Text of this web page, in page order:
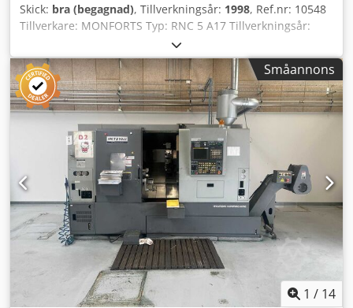
Skick: bra (begagnad), Tillverkningsår: 1998, Ref.nr: 10548
Tillverkare: MONFORTS Typ: RNC 5 A17 Tillverkningsår:
1998 Styrtyp: CNC-styrning Styrsystem: Monforts
Lagerplats: Halberstadt Ursprungsland: Tyskland
Maskinnr: 303XXXX Spännchucksdiameter: 250 mm
Avstånd mellan spetsar: 1080 mm Spindeldiameter vid
främre lager: 100 mm Spindelhuvud enligt DIN 55027
(storlek): Strl. 8 Svingdiameter över tvärslid: 290 mm Max.
svingdiameter: 500 mm Planstockens rörelse: 265 mm
Utvändig diameter bakdocks pinol: 80 mm Maximal
pinolrörelse bakstock: 160 mm Bakstock koniskt taper: MK
5 typ Credpsxmd T Eefx Apyef Max. genomgång för
material: 70 mm Varvtalsområde: 2 - 2800 varv/min
Ytterligare information: Maskinen kan ses under ström
efter överenskommelse.
Småannons
1 / 14